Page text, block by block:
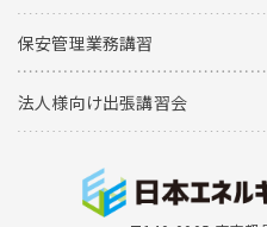
保安管理業務講習
法人様向け出張講習会